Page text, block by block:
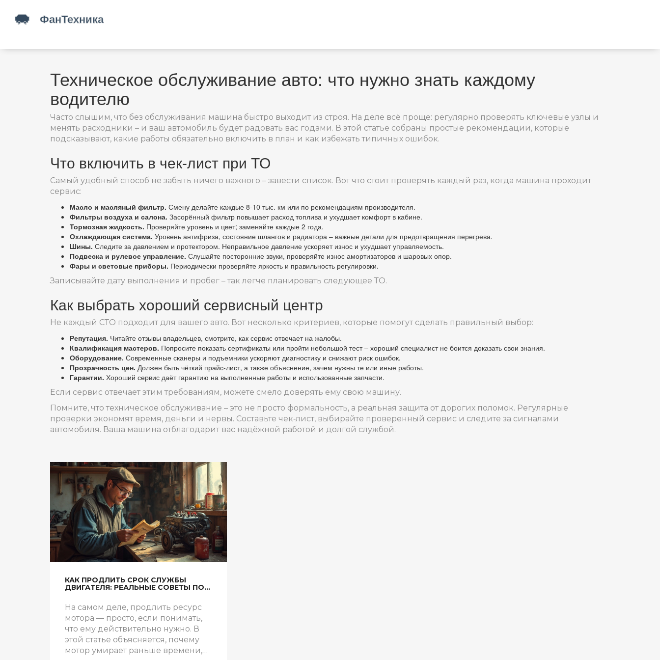
Техническое обслуживание авто: что нужно знать каждому
водителю
Часто слышим, что без обслуживания машина быстро выходит из строя. На деле всё проще: регулярно проверять ключевые узлы и
менять расходники – и ваш автомобиль будет радовать вас годами. В этой статье собраны простые рекомендации, которые
подсказывают, какие работы обязательно включить в план и как избежать типичных ошибок.
Что включить в чек‑лист при ТО
Самый удобный способ не забыть ничего важного – завести список. Вот что стоит проверять каждый раз, когда машина проходит
сервис:
Масло и масляный фильтр. Смену делайте каждые 8‑10 тыс. км или по рекомендациям производителя.
Фильтры воздуха и салона. Засорённый фильтр повышает расход топлива и ухудшает комфорт в кабине.
Тормозная жидкость. Проверяйте уровень и цвет; заменяйте каждые 2 года.
Охлаждающая система. Уровень антифриза, состояние шлангов и радиатора – важные детали для предотвращения перегрева.
Шины. Следите за давлением и протектором. Неправильное давление ускоряет износ и ухудшает управляемость.
Подвеска и рулевое управление. Слушайте посторонние звуки, проверяйте износ амортизаторов и шаровых опор.
Фары и световые приборы. Периодически проверяйте яркость и правильность регулировки.
Записывайте дату выполнения и пробег – так легче планировать следующее ТО.
Как выбрать хороший сервисный центр
Не каждый СТО подходит для вашего авто. Вот несколько критериев, которые помогут сделать правильный выбор:
Репутация. Читайте отзывы владельцев, смотрите, как сервис отвечает на жалобы.
Квалификация мастеров. Попросите показать сертификаты или пройти небольшой тест – хороший специалист не боится доказать свои знания.
Оборудование. Современные сканеры и подъемники ускоряют диагностику и снижают риск ошибок.
Прозрачность цен. Должен быть чёткий прайс‑лист, а также объяснение, зачем нужны те или иные работы.
Гарантии. Хороший сервис даёт гарантию на выполненные работы и использованные запчасти.
Если сервис отвечает этим требованиям, можете смело доверять ему свою машину.
Помните, что техническое обслуживание – это не просто формальность, а реальная защита от дорогих поломок. Регулярные
проверки экономят время, деньги и нервы. Составьте чек‑лист, выбирайте проверенный сервис и следите за сигналами
автомобиля. Ваша машина отблагодарит вас надёжной работой и долгой службой.
КАК ПРОДЛИТЬ СРОК СЛУЖБЫ
ДВИГАТЕЛЯ: РЕАЛЬНЫЕ СОВЕТЫ ПО
На самом деле, продлить ресурс
мотора — просто, если понимать,
что ему действительно нужно. В
этой статье объясняется, почему
мотор умирает раньше времени,